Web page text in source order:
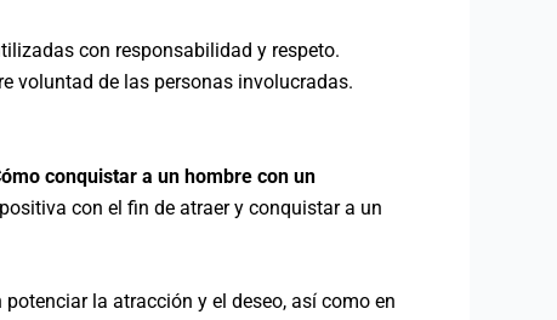
con responsabilidad y respeto.
voluntad de las personas involucradas.
conquistar a un hombre con un
con el fin de atraer y conquistar a un
la atracción y el deseo, así como en